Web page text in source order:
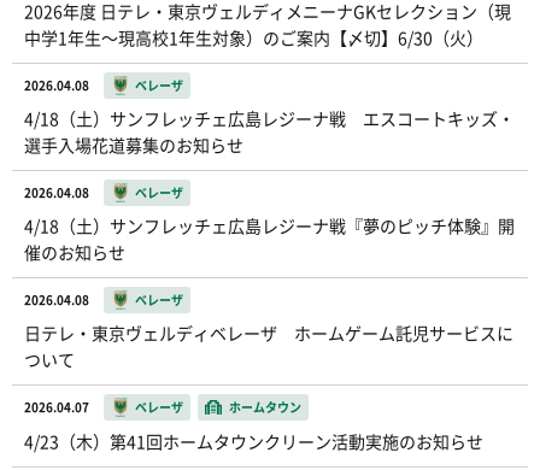
2026年度 日テレ・東京ヴェルディメニーナGKセレクション（現
中学1年生〜現高校1年生対象）のご案内【〆切】6/30（火）
2026.04.08 ベレーザ
4/18（土）サンフレッチェ広島レジーナ戦 エスコートキッズ・
選手入場花道募集のお知らせ
2026.04.08 ベレーザ
4/18（土）サンフレッチェ広島レジーナ戦『夢のピッチ体験』開
催のお知らせ
2026.04.08 ベレーザ
日テレ・東京ヴェルディベレーザ ホームゲーム託児サービスに
ついて
2026.04.07 ベレーザ ホームタウン
4/23（木）第41回ホームタウンクリーン活動実施のお知らせ